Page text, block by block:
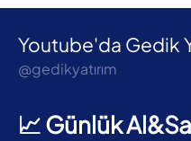
Youtube'da Gedik
@gedikyatırım
📈 Günlük